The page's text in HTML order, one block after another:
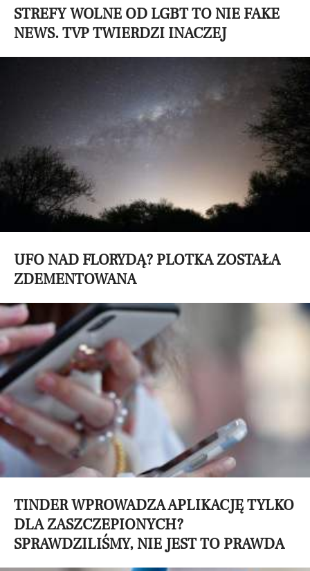
STREFY WOLNE OD LGBT TO NIE FAKE
NEWS. TVP TWIERDZI INACZEJ
UFO NAD FLORYDĄ? PLOTKA ZOSTAŁA
ZDEMENTOWANA
TINDER WPROWADZA APLIKACJĘ TYLKO
DLA ZASZCZEPIONYCH?
SPRAWDZILIŚMY, NIE JEST TO PRAWDA